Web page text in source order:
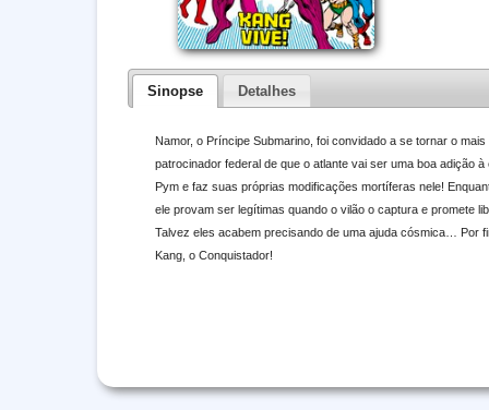
Sinopse Detalhes
Namor, o Príncipe Submarino, foi convidado a se tornar o
patrocinador federal de que o atlante vai ser uma boa adição
Pym e faz suas próprias modificações mortíferas nele!
ele provam ser legítimas quando o vilão o captura e promete
Talvez eles acabem precisando de uma ajuda cósmica… Por
Kang, o Conquistador!